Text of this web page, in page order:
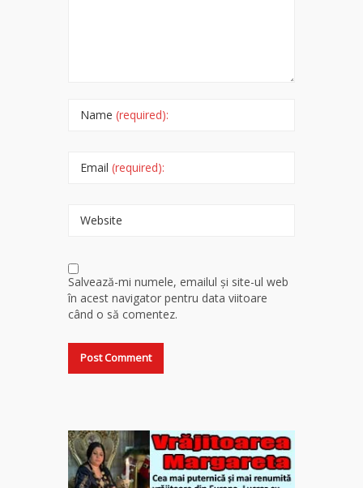
Name (required):
Email (required):
Website
Salvează-mi numele, emailul și site-ul web
în acest navigator pentru data viitoare
când o să comentez.